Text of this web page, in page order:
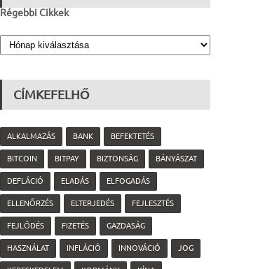
Régebbi Cikkek
CÍMKEFELHŐ
ALKALMAZÁS BANK BEFEKTETÉS
BITCOIN BITPAY BIZTONSÁG BÁNYÁSZAT
DEFLÁCIÓ ELADÁS ELFOGADÁS
ELLENŐRZÉS ELTERJEDÉS FEJLESZTÉS
FEJLŐDÉS FIZETÉS GAZDASÁG
HASZNÁLAT INFLÁCIÓ INNOVÁCIÓ JOG